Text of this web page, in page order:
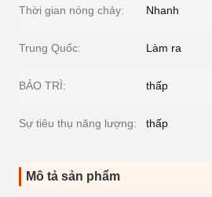
Thời gian nóng chảy: Nhanh
Trung Quốc: Làm ra
BẢO TRÌ: thấp
Sự tiêu thụ năng lượng: thấp
Mô tả sản phẩm